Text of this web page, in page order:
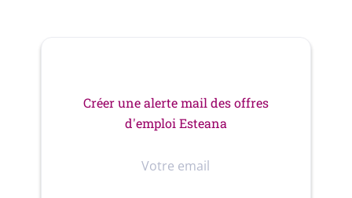
Créer une alerte mail des offres
d'emploi Esteana